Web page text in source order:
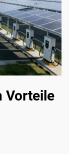
Vorteile